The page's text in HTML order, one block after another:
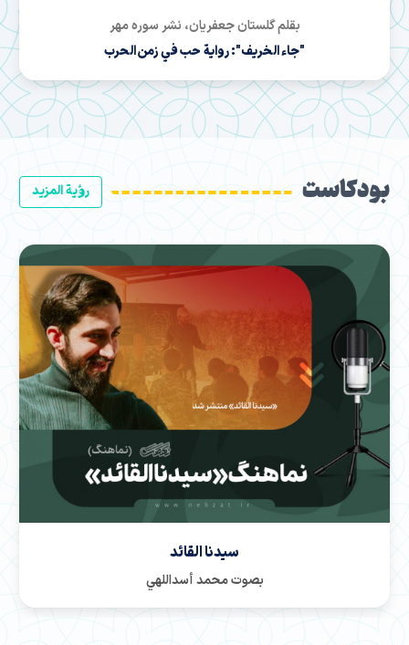
بقلم رضا طاهرخاني، نشر بین‌الملل
"المهمة الخاصة للآية الله": الثورة الإيرانية والإمام خميني في
رؤية المزيد بودكاست
اسمع یا صهیون
بصوت أبوذر روحي